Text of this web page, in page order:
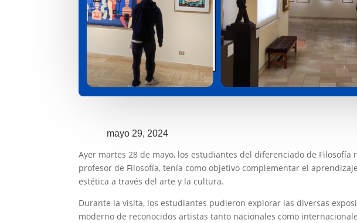
mayo 29, 2024
Ayer martes 28 de mayo, los estudiantes del diferenciado de
profesor de Filosofía, tenía como objetivo complementar el
estética a través del arte y la cultura.
Durante la visita, los estudiantes pudieron explorar las diversas
moderno de reconocidos artistas tanto nacionales como